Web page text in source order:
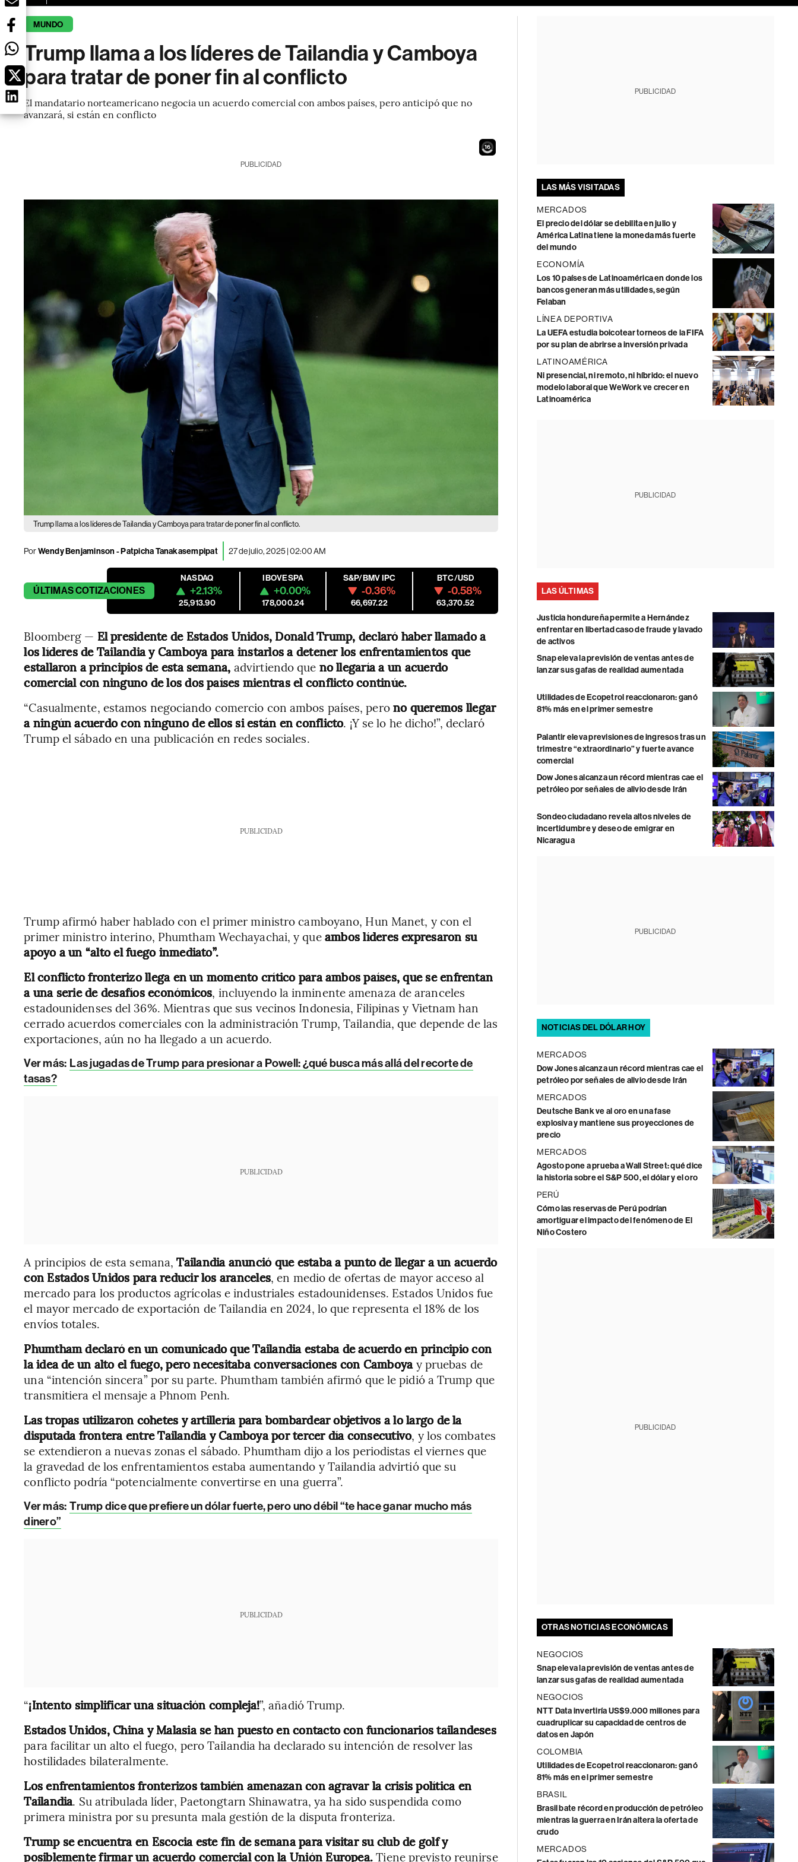
MUNDO
Trump llama a los líderes de Tailandia y Camboya
para tratar de poner fin al conflicto
El mandatario norteamericano negocia un acuerdo comercial con ambos países, pero anticipó que no
avanzará, si están en conflicto
14
PUBLICIDAD
Trump llama a los líderes de Tailandia y Camboya para tratar de poner fin al conflicto.
PorWendy Benjaminson - Patpicha Tanakasempipat 27 de julio, 2025 | 02:00 AM
ÚLTIMASCOTIZACIONES
NASDAQ
+2.13%
25,913.90
IBOVESPA
+0.00%
178,000.24
S&P/BMV IPC
-0.36%
66,697.22
BTC/USD
-0.58%
63,370.52
Bloomberg — El presidente de Estados Unidos, Donald Trump, declaró haber llamado a
los líderes de Tailandia y Camboya para instarlos a detener los enfrentamientos que
estallaron a principios de esta semana, advirtiendo que no llegaría a un acuerdo
comercial con ninguno de los dos países mientras el conflicto continúe.
“Casualmente, estamos negociando comercio con ambos países, perono queremos llegar
a ningún acuerdo con ninguno de ellos si están en conflicto. ¡Y se lo he dicho!”, declaró
Trump el sábado en una publicación en redes sociales.
PUBLICIDAD
Trump afirmó haber hablado con el primer ministro camboyano, Hun Manet, y con el
primer ministro interino, Phumtham Wechayachai, y queambos líderes expresaron su
apoyo a un “alto el fuego inmediato”.
El conflicto fronterizo llega en un momento crítico para ambos países, que se enfrentan
a una serie de desafíos económicos, incluyendo la inminente amenaza de aranceles
estadounidenses del 36%. Mientras que sus vecinos Indonesia, Filipinas y Vietnam han
cerrado acuerdos comerciales con la administración Trump, Tailandia, que depende de las
exportaciones, aún no ha llegado a un acuerdo.
Ver más: Las jugadas de Trump para presionar a Powell: ¿qué busca más allá del recorte de
tasas?
PUBLICIDAD
A principios de esta semana, Tailandia anunció que estaba a punto de llegar a un acuerdo
con Estados Unidos para reducir los aranceles, en medio de ofertas de mayor acceso al
mercado para los productos agrícolas e industriales estadounidenses. Estados Unidos fue
el mayor mercado de exportación de Tailandia en 2024, lo que representa el 18% de los
envíos totales.
Phumtham declaró en un comunicado que Tailandia estaba de acuerdo en principio con
la idea de un alto el fuego, pero necesitaba conversaciones con Camboyay pruebas de
una “intención sincera” por su parte. Phumtham también afirmó que le pidió a Trump que
transmitiera el mensaje a Phnom Penh.
Las tropas utilizaron cohetes y artillería para bombardear objetivos a lo largo de la
disputada frontera entre Tailandia y Camboya por tercer día consecutivo, y los combates
se extendieron a nuevas zonas el sábado. Phumtham dijo a los periodistas el viernes que
la gravedad de los enfrentamientos estaba aumentando y Tailandia advirtió que su
conflicto podría “potencialmente convertirse en una guerra”.
Ver más: Trump dice que prefiere un dólar fuerte, pero uno débil “te hace ganar mucho más
dinero”
PUBLICIDAD
“¡Intento simplificar una situación compleja!”, añadió Trump.
Estados Unidos, China y Malasia se han puesto en contacto con funcionarios tailandeses
para facilitar un alto el fuego, pero Tailandia ha declarado su intención de resolver las
hostilidades bilateralmente.
Los enfrentamientos fronterizos también amenazan con agravar la crisis política en
Tailandia. Su atribulada líder, Paetongtarn Shinawatra, ya ha sido suspendida como
primera ministra por su presunta mala gestión de la disputa fronteriza.
Trump se encuentra en Escocia este fin de semana para visitar su club de golf y
posiblemente firmar un acuerdo comercial con la Unión Europea.Tiene previsto reunirse
PUBLICIDAD
LAS MÁS VISITADAS
MERCADOS
El precio del dólar se debilita en julio y
América Latina tiene la moneda más fuerte
del mundo
ECONOMÍA
Los 10 países de Latinoamérica en donde los
bancos generan más utilidades, según
Felaban
LÍNEA DEPORTIVA
La UEFA estudia boicotear torneos de la FIFA
por su plan de abrirse a inversión privada
LATINOAMÉRICA
Ni presencial, ni remoto, ni híbrido: el nuevo
modelo laboral que WeWork ve crecer en
Latinoamérica
PUBLICIDAD
LAS ÚLTIMAS
Justicia hondureña permite a Hernández
enfrentar en libertad caso de fraude y lavado
de activos
Snap eleva la previsión de ventas antes de
lanzar sus gafas de realidad aumentada
Utilidades de Ecopetrol reaccionaron: ganó
81% más en el primer semestre
Palantir eleva previsiones de ingresos tras un
trimestre “extraordinario” y fuerte avance
comercial
Dow Jones alcanza un récord mientras cae el
petróleo por señales de alivio desde Irán
Sondeo ciudadano revela altos niveles de
incertidumbre y deseo de emigrar en
Nicaragua
PUBLICIDAD
NOTICIAS DEL DÓLAR HOY
MERCADOS
Dow Jones alcanza un récord mientras cae el
petróleo por señales de alivio desde Irán
MERCADOS
Deutsche Bank ve al oro en una fase
explosiva y mantiene sus proyecciones de
precio
MERCADOS
Agosto pone a prueba a Wall Street: qué dice
la historia sobre el S&P 500, el dólar y el oro
PERÚ
Cómo las reservas de Perú podrían
amortiguar el impacto del fenómeno de El
Niño Costero
PUBLICIDAD
OTRAS NOTICIAS ECONÓMICAS
NEGOCIOS
Snap eleva la previsión de ventas antes de
lanzar sus gafas de realidad aumentada
NEGOCIOS
NTT Data invertiría US$9.000 millones para
cuadruplicar su capacidad de centros de
datos en Japón
COLOMBIA
Utilidades de Ecopetrol reaccionaron: ganó
81% más en el primer semestre
BRASIL
Brasil bate récord en producción de petróleo
mientras la guerra en Irán altera la oferta de
crudo
MERCADOS